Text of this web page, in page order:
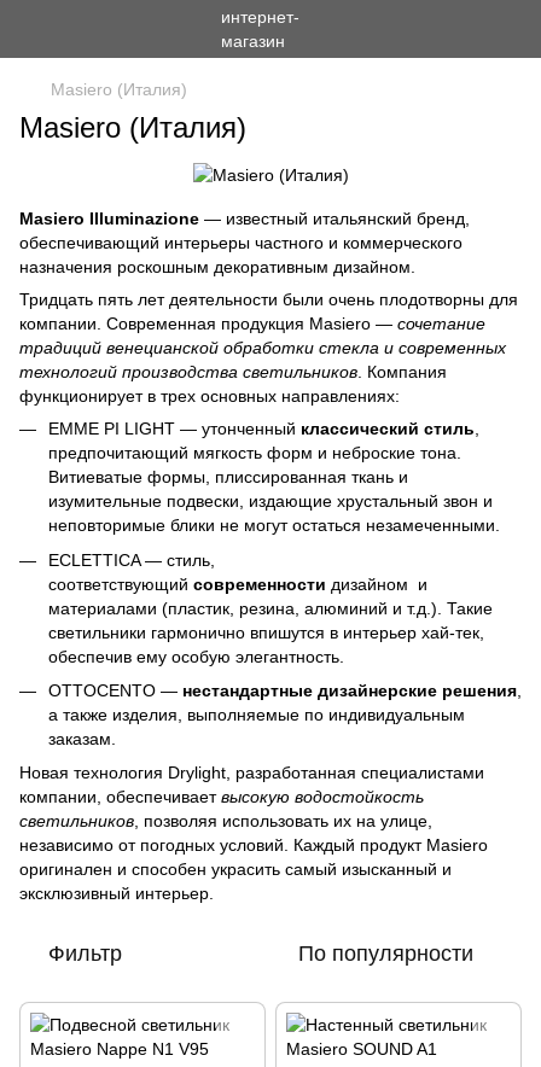
Masiero (Италия)
Masiero (Италия)
Masiero Illuminazione — известный итальянский бренд,
обеспечивающий интерьеры частного и коммерческого
назначения роскошным декоративным дизайном.
Тридцать пять лет деятельности были очень плодотворны для
компании. Современная продукция Masiero — сочетание
традиций венецианской обработки стекла и современных
технологий производства светильников. Компания
функционирует в трех основных направлениях:
EMME PI LIGHT — утонченный классический стиль,
предпочитающий мягкость форм и неброские тона.
Витиеватые формы, плиссированная ткань и
изумительные подвески, издающие хрустальный звон и
неповторимые блики не могут остаться незамеченными.
ECLETTICA — стиль,
соответствующий современности дизайном и
материалами (пластик, резина, алюминий и т.д.). Такие
светильники гармонично впишутся в интерьер хай-тек,
обеспечив ему особую элегантность.
OTTOCENTO — нестандартные дизайнерские решения
а также изделия, выполняемые по индивидуальным
заказам.
Новая технология Drylight, разработанная специалистами
компании, обеспечиваетвысокую водостойкость
светильников, позволяя использовать их на улице,
независимо от погодных условий. Каждый продукт Masiero
оригинален и способен украсить самый изысканный и
эксклюзивный интерьер.
Фильтр По популярности